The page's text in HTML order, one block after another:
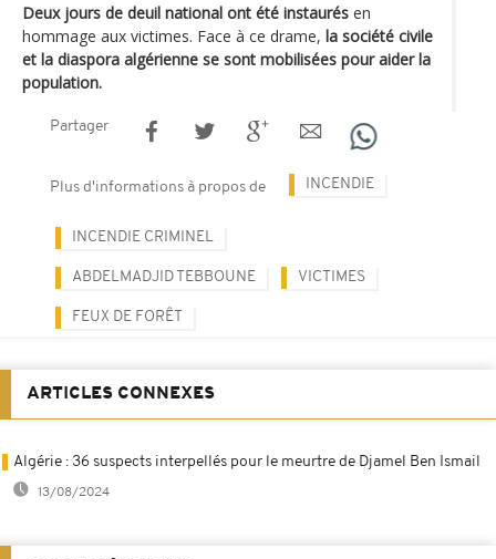
Deux jours de deuil national ont été instaurés en
hommage aux victimes. Face à ce drame, la société civile
et la diaspora algérienne se sont mobilisées pour aider la
population.
Partager
Plus d'informations à propos de INCENDIE
INCENDIE CRIMINEL
ABDELMADJID TEBBOUNE VICTIMES
FEUX DE FORÊT
ARTICLES CONNEXES
Algérie : 36 suspects interpellés pour le meurtre de Djamel Ben Ismail
13/08/2024